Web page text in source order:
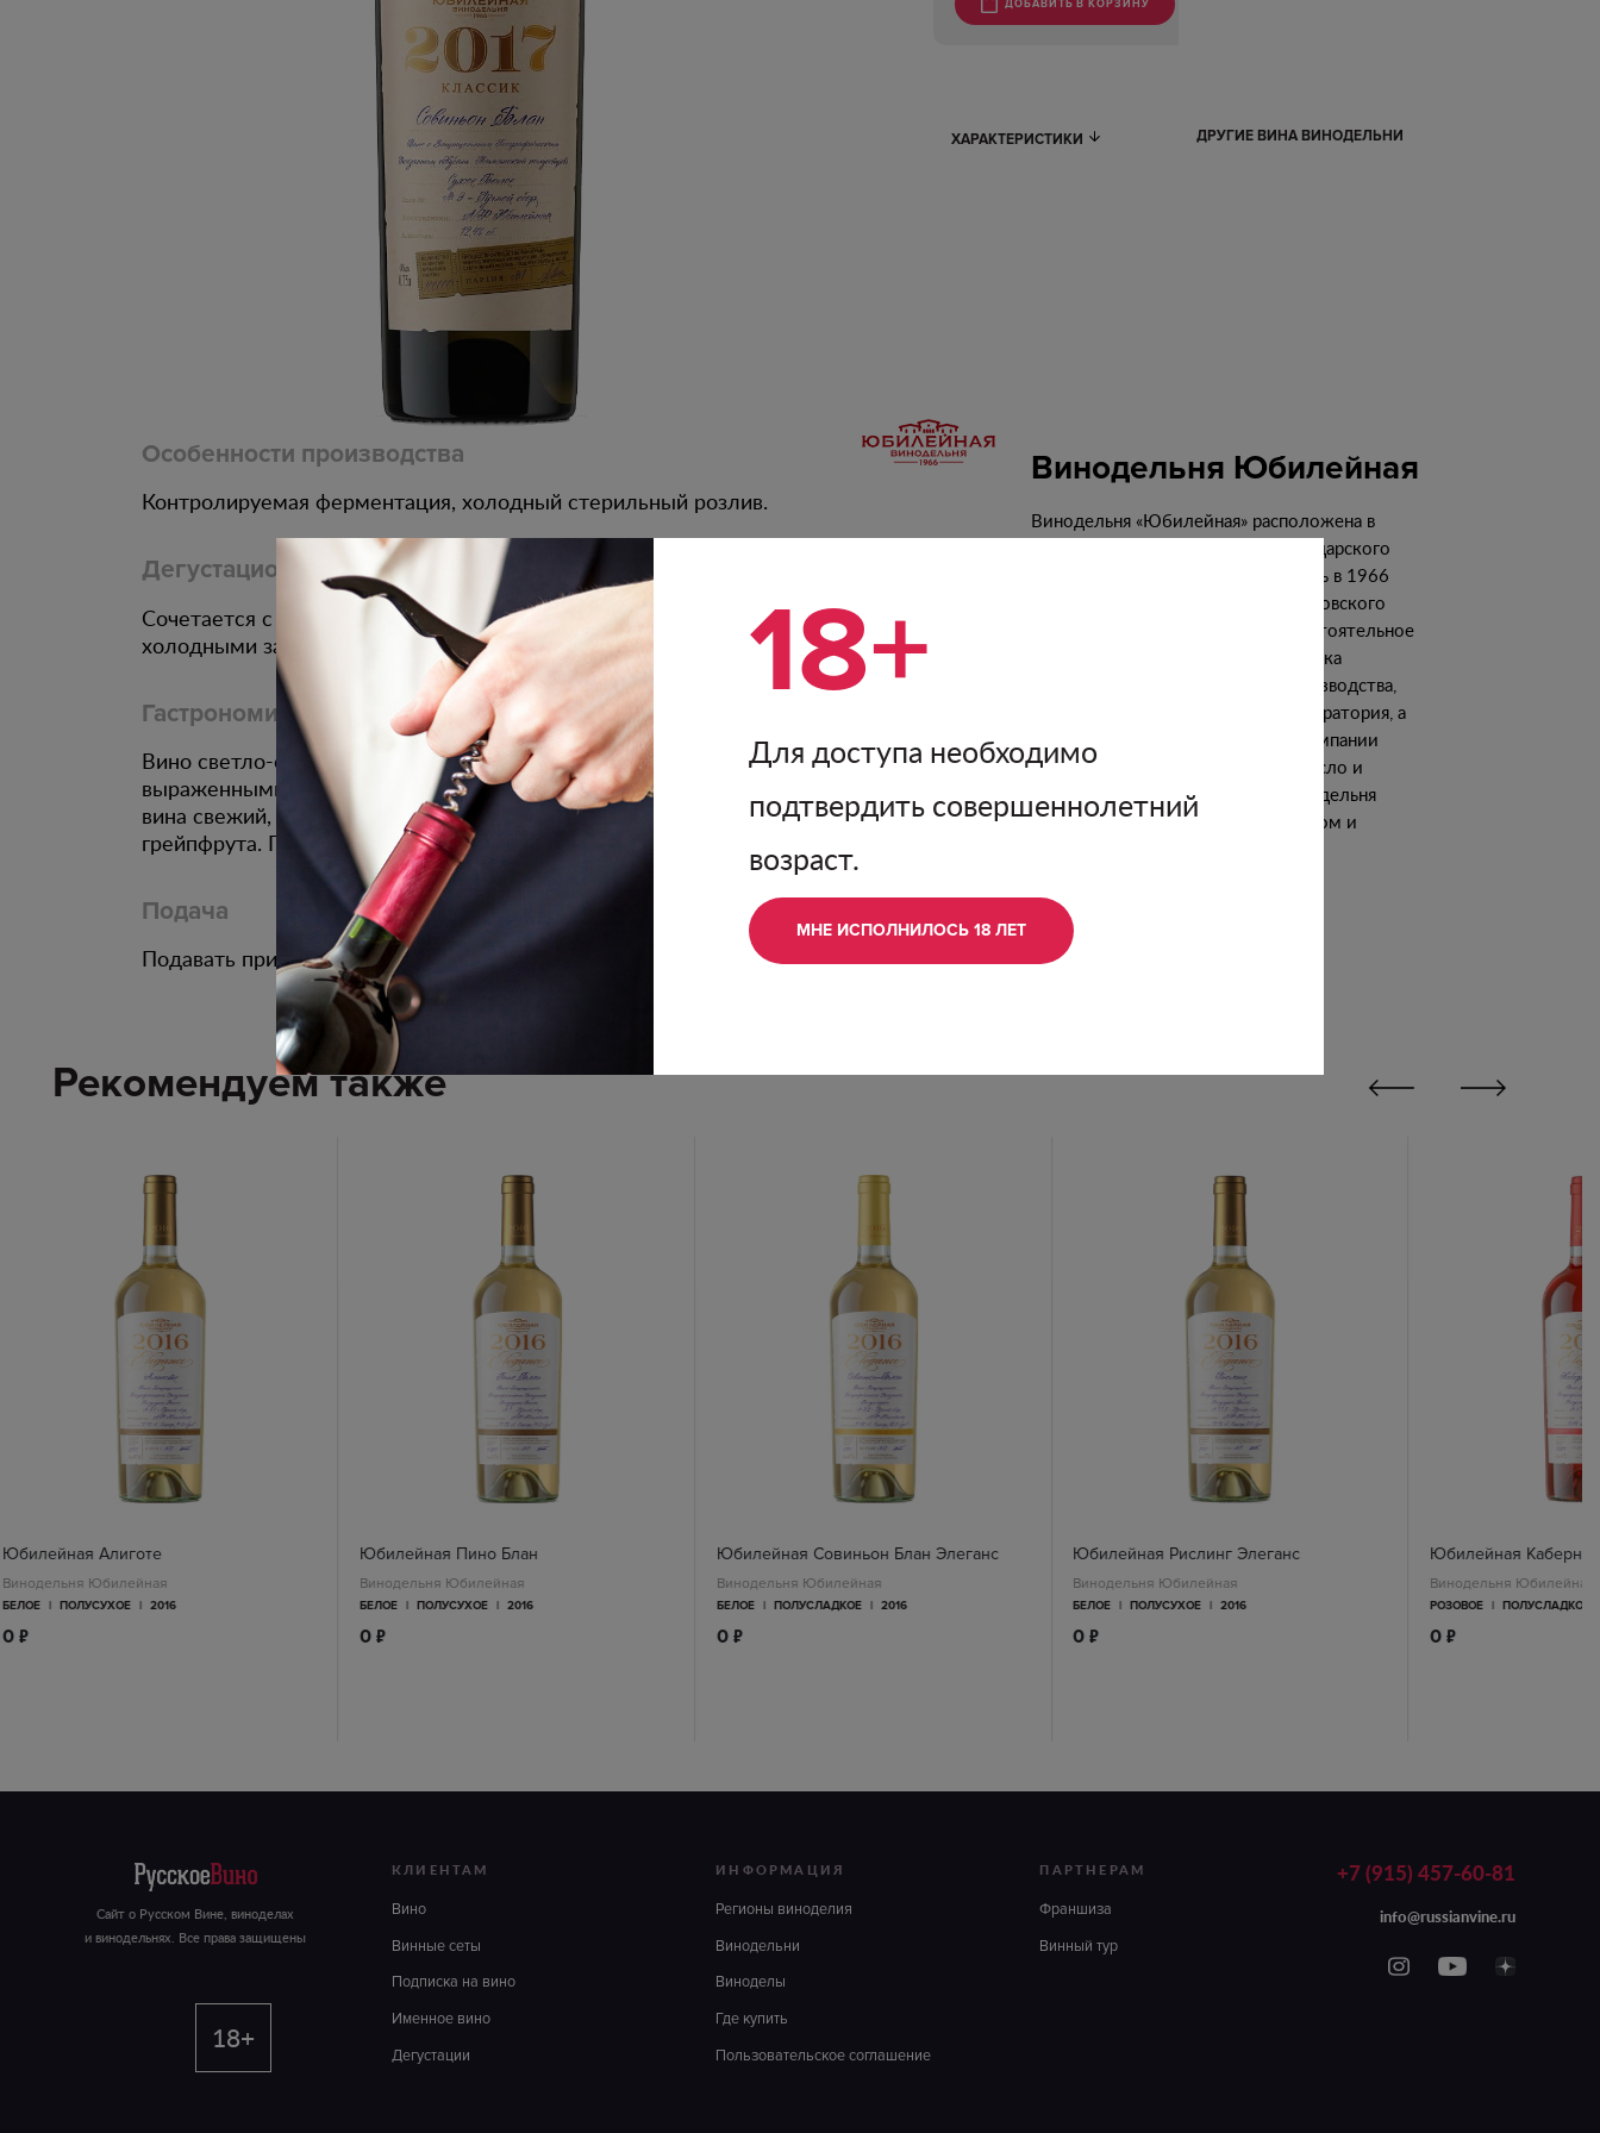
ДОБАВИТЬ В КОРЗИНУ
ХАРАКТЕРИСТИКИ ДРУГИЕ ВИНА ВИНОДЕЛЬНИ
Особенности производства
Контролируемая ферментация, холодный стерильный розлив.
Дегустационные характеристики
Сочетается с блюдами из морепродуктов, рыбой на гриле,
холодными закусками и козьим сыром.
Гастрономическое сочетание
Вино светло-соломенного цвета. Аромат элегантный, с
выраженными оттенками лаванды и белых персиков. Вкус
вина свежий, с яркой живой кислотностью и оттенком
грейпфрута. Послевкусие долгое и яркое.
Подача
Подавать при температуре 10 - 12 С.
Винодельня Юбилейная
Винодельня «Юбилейная» расположена в
поселке Красноармейский Краснодарского
Края. История винодельни началась в 1966
году, когда на базе винпункта Сенновского
винзавода было образовано самостоятельное
предприятие. За прошедшие полвека
появились новые технологии производства,
современное оборудование и лаборатория, а
территория урожайных земель компании
увеличилась до 2500 гектаров. Росло и
качество производимых вин. Винодельня
«Юбилейная» всегда была новатором и
Подробнее о винодельне
Рекомендуем также
Юбилейная Алиготе
Винодельня Юбилейная
БЕЛОЕ | ПОЛУСУХОЕ | 2016
0п
Юбилейная Пино Блан
Винодельня Юбилейная
БЕЛОЕ | ПОЛУСУХОЕ | 2016
0п
Юбилейная Совиньон Блан Элеганс
Винодельня Юбилейная
БЕЛОЕ | ПОЛУСЛАДКОЕ | 2016
0 п
Юбилейная Рислинг Элеганс
Винодельня Юбилейная
БЕЛОЕ | ПОЛУСУХОЕ | 2016
0п
Юбилейная Каберне
Винодельня Юбилейная
РОЗОВОЕ | ПОЛУСЛАДКОЕ
0 п
КЛИЕНТАМ
Вино
Винные сеты
Подписка на вино
Именное вино
Дегустации
ИНФОРМАЦИЯ
Регионы виноделия
Винодельни
Виноделы
Где купить
Пользовательское соглашение
ПАРТНЕРАМ
Франшиза
Винный тур
+7 (915) 457-60-81
info@russianvine.ru
Сайт о Русском Вине, виноделах
и винодельнях. Все права защищены
18+
18+
Для доступа необходимо
подтвердить совершеннолетний
возраст.
МНЕ ИСПОЛНИЛОСЬ 18 ЛЕТ